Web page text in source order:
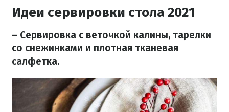
Идеи сервировки стола 2021
– Сервировка с веточкой калины, тарелки
со снежинками и плотная тканевая
салфетка.